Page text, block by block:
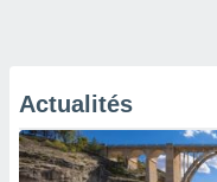
Actualités